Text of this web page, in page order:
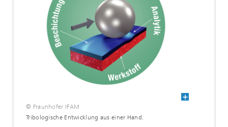
© Fraunhofer IFAM
Tribologische Entwicklung aus einer Hand.